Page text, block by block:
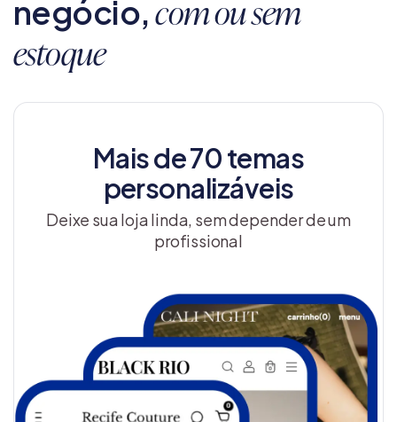
negócio,com ou sem
estoque
Mais de 70 temas
personalizáveis
Deixe sua loja linda, sem depender de um
profissional